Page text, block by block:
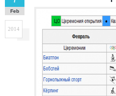
Feb
2014